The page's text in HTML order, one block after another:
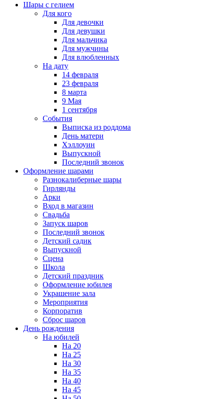
Шары с гелием
Для кого
Для девочки
Для девушки
Для мальчика
Для мужчины
Для влюбленных
На дату
14 февраля
23 февраля
8 марта
9 Мая
1 сентября
События
Выписка из роддома
День матери
Хэллоуин
Выпускной
Последний звонок
Оформление шарами
Разнокалиберные шары
Гирлянды
Арки
Вход в магазин
Свадьба
Запуск шаров
Последний звонок
Детский садик
Выпускной
Сцена
Школа
Детский праздник
Оформление юбилея
Украшение зала
Мероприятия
Корпоратив
Сброс шаров
День рождения
На юбилей
На 20
На 25
На 30
На 35
На 40
На 45